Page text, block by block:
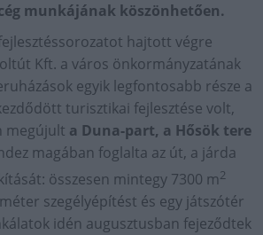
munkájának köszönhetően.
hajtott végre
Kft. a város önkormányzatának
egyik legfontosabb része a
turisztikai fejlesztése volt,
megújult a Duna-part, a Hősök tere
magában foglalta az út, a járda
összesen mintegy 7300 m2
szegélyépítést és egy játszótér
idén augusztusban fejeződtek